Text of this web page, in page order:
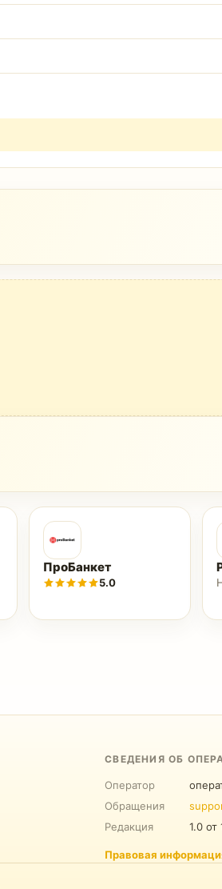
ПроБанкет
5.0
СВЕДЕНИЯ ОБ
Оператор
Обращения
Редакция
1.0 от
Правовая